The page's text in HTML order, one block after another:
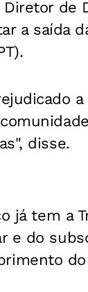
Diretor de
a saída
disse.
já tem a
e do